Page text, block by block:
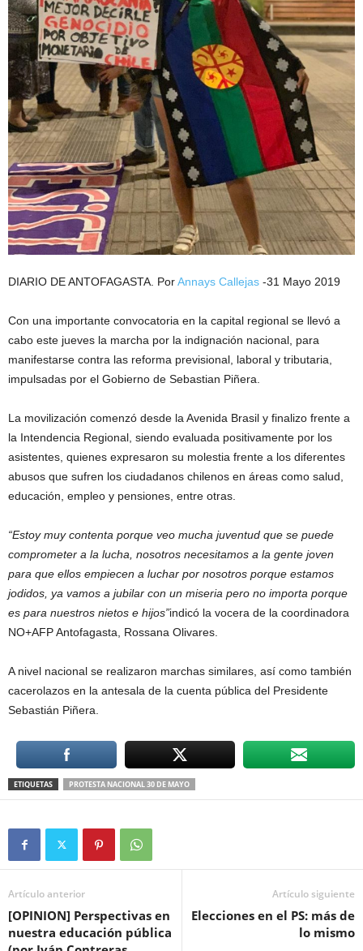
DIARIO DE ANTOFAGASTA. PorAnnays Callejas -31 Mayo 2019
Con una importante convocatoria en la capital regional se llevó a
cabo este jueves la marcha por la indignación nacional, para
manifestarse contra las reforma previsional, laboral y tributaria,
impulsadas por el Gobierno de Sebastian Piñera.
La movilización comenzó desde la Avenida Brasil y finalizo frente a
la Intendencia Regional, siendo evaluada positivamente por los
asistentes, quienes expresaron su molestia frente a los diferentes
abusos que sufren los ciudadanos chilenos en áreas como salud,
educación, empleo y pensiones, entre otras.
“Estoy muy contenta porque veo mucha juventud que se puede
comprometer a la lucha, nosotros necesitamos a la gente joven
para que ellos empiecen a luchar por nosotros porque estamos
jodidos, ya vamos a jubilar con un miseria pero no importa porque
es para nuestros nietos e hijos”indicó la vocera de la coordinadora
NO+AFP Antofagasta, Rossana Olivares.
A nivel nacional se realizaron marchas similares, así como también
cacerolazos en la antesala de la cuenta pública del Presidente
Sebastián Piñera.
ETIQUETAS PROTESTA NACIONAL 30 DE MAYO
Artículo anterior
[OPINION] Perspectivas en
nuestra educación pública
Artículo siguiente
Elecciones en el PS: más de
lo mismo